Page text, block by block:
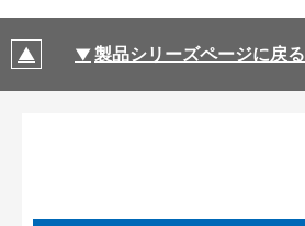
製品シリーズページに戻る